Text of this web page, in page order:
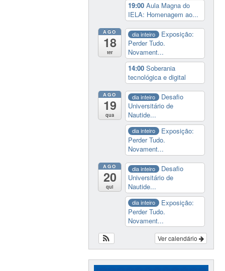
19:00Aula Magna do
IELA: Homenagem ao...
AGO
18
ter
dia inteiro
Exposição:
Perder Tudo.
Novament...
14:00Soberania
tecnológica e digital
AGO
19
qua
dia inteiro
Desafio
Universitário de
Nautide...
dia inteiro
Exposição:
Perder Tudo.
Novament...
AGO
20
qui
dia inteiro
Desafio
Universitário de
Nautide...
dia inteiro
Exposição:
Perder Tudo.
Novament...
Ver calendário